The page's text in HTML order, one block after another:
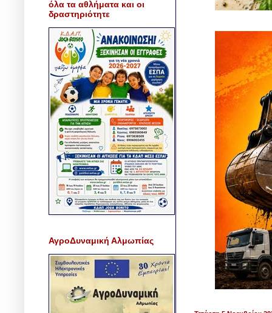
όλα τα αθλήματα και οι
δραστηριότητε
ΑγροΔυναμική Αλμωπίας